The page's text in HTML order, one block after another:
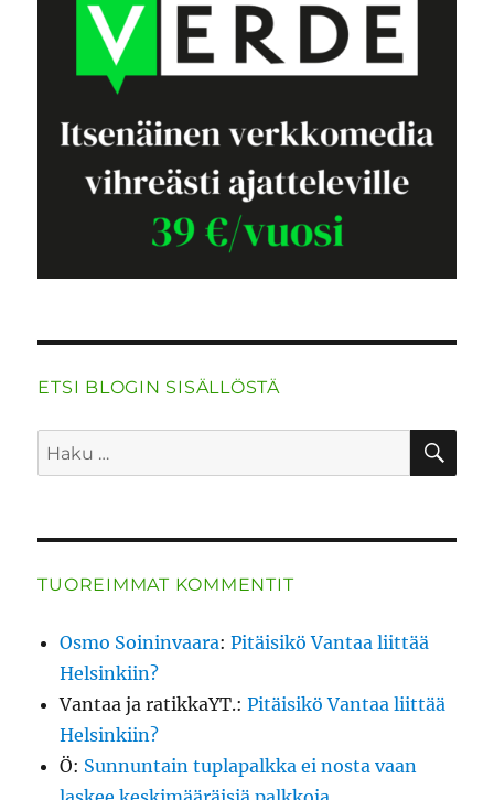
ETSI BLOGIN SISÄLLÖSTÄ
Etsi:
TUOREIMMAT KOMMENTIT
Osmo Soininvaara:Pitäisikö Vantaa liittää
Helsinkiin?
Vantaa ja ratikkaYT.:Pitäisikö Vantaa liittää
Helsinkiin?
Ö: Sunnuntain tuplapalkka ei nosta vaan